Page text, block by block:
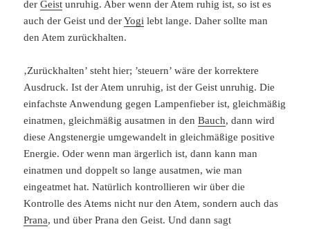
derGeist unruhig. Aber wenn der Atem ruhig ist, so ist es
auch der Geist und derYogi lebt lange. Daher sollte man
den Atem zurückhalten.
‚Zurückhalten’ steht hier; ’steuern’ wäre der korrektere
Ausdruck. Ist der Atem unruhig, ist der Geist unruhig. Die
einfachste Anwendung gegen Lampenfieber ist, gleichmäßig
einatmen, gleichmäßig ausatmen in denBauch, dann wird
diese Angstenergie umgewandelt in gleichmäßige positive
Energie. Oder wenn man ärgerlich ist, dann kann man
einatmen und doppelt so lange ausatmen, wie man
eingeatmet hat. Natürlich kontrollieren wir über die
Kontrolle des Atems nicht nur den Atem, sondern auch das
Prana, und über Prana den Geist. Und dann sagt